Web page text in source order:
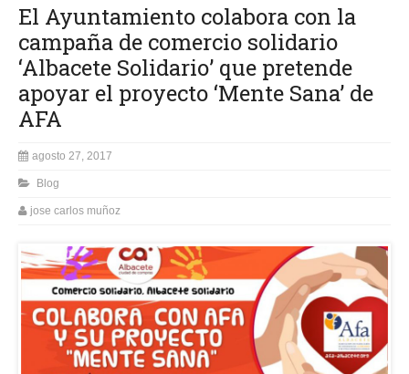
El Ayuntamiento colabora con la
campaña de comercio solidario
‘Albacete Solidario’ que pretende
apoyar el proyecto ‘Mente Sana’ de
AFA
agosto 27, 2017
Blog
jose carlos muñoz